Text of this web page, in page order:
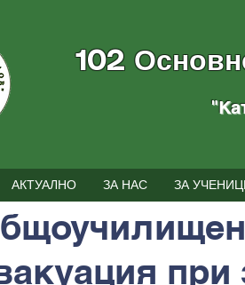
при
102 ОУ 5.05.2022 г. време за четене: 1
102
АКТУАЛНО ЗА НАС ЗА